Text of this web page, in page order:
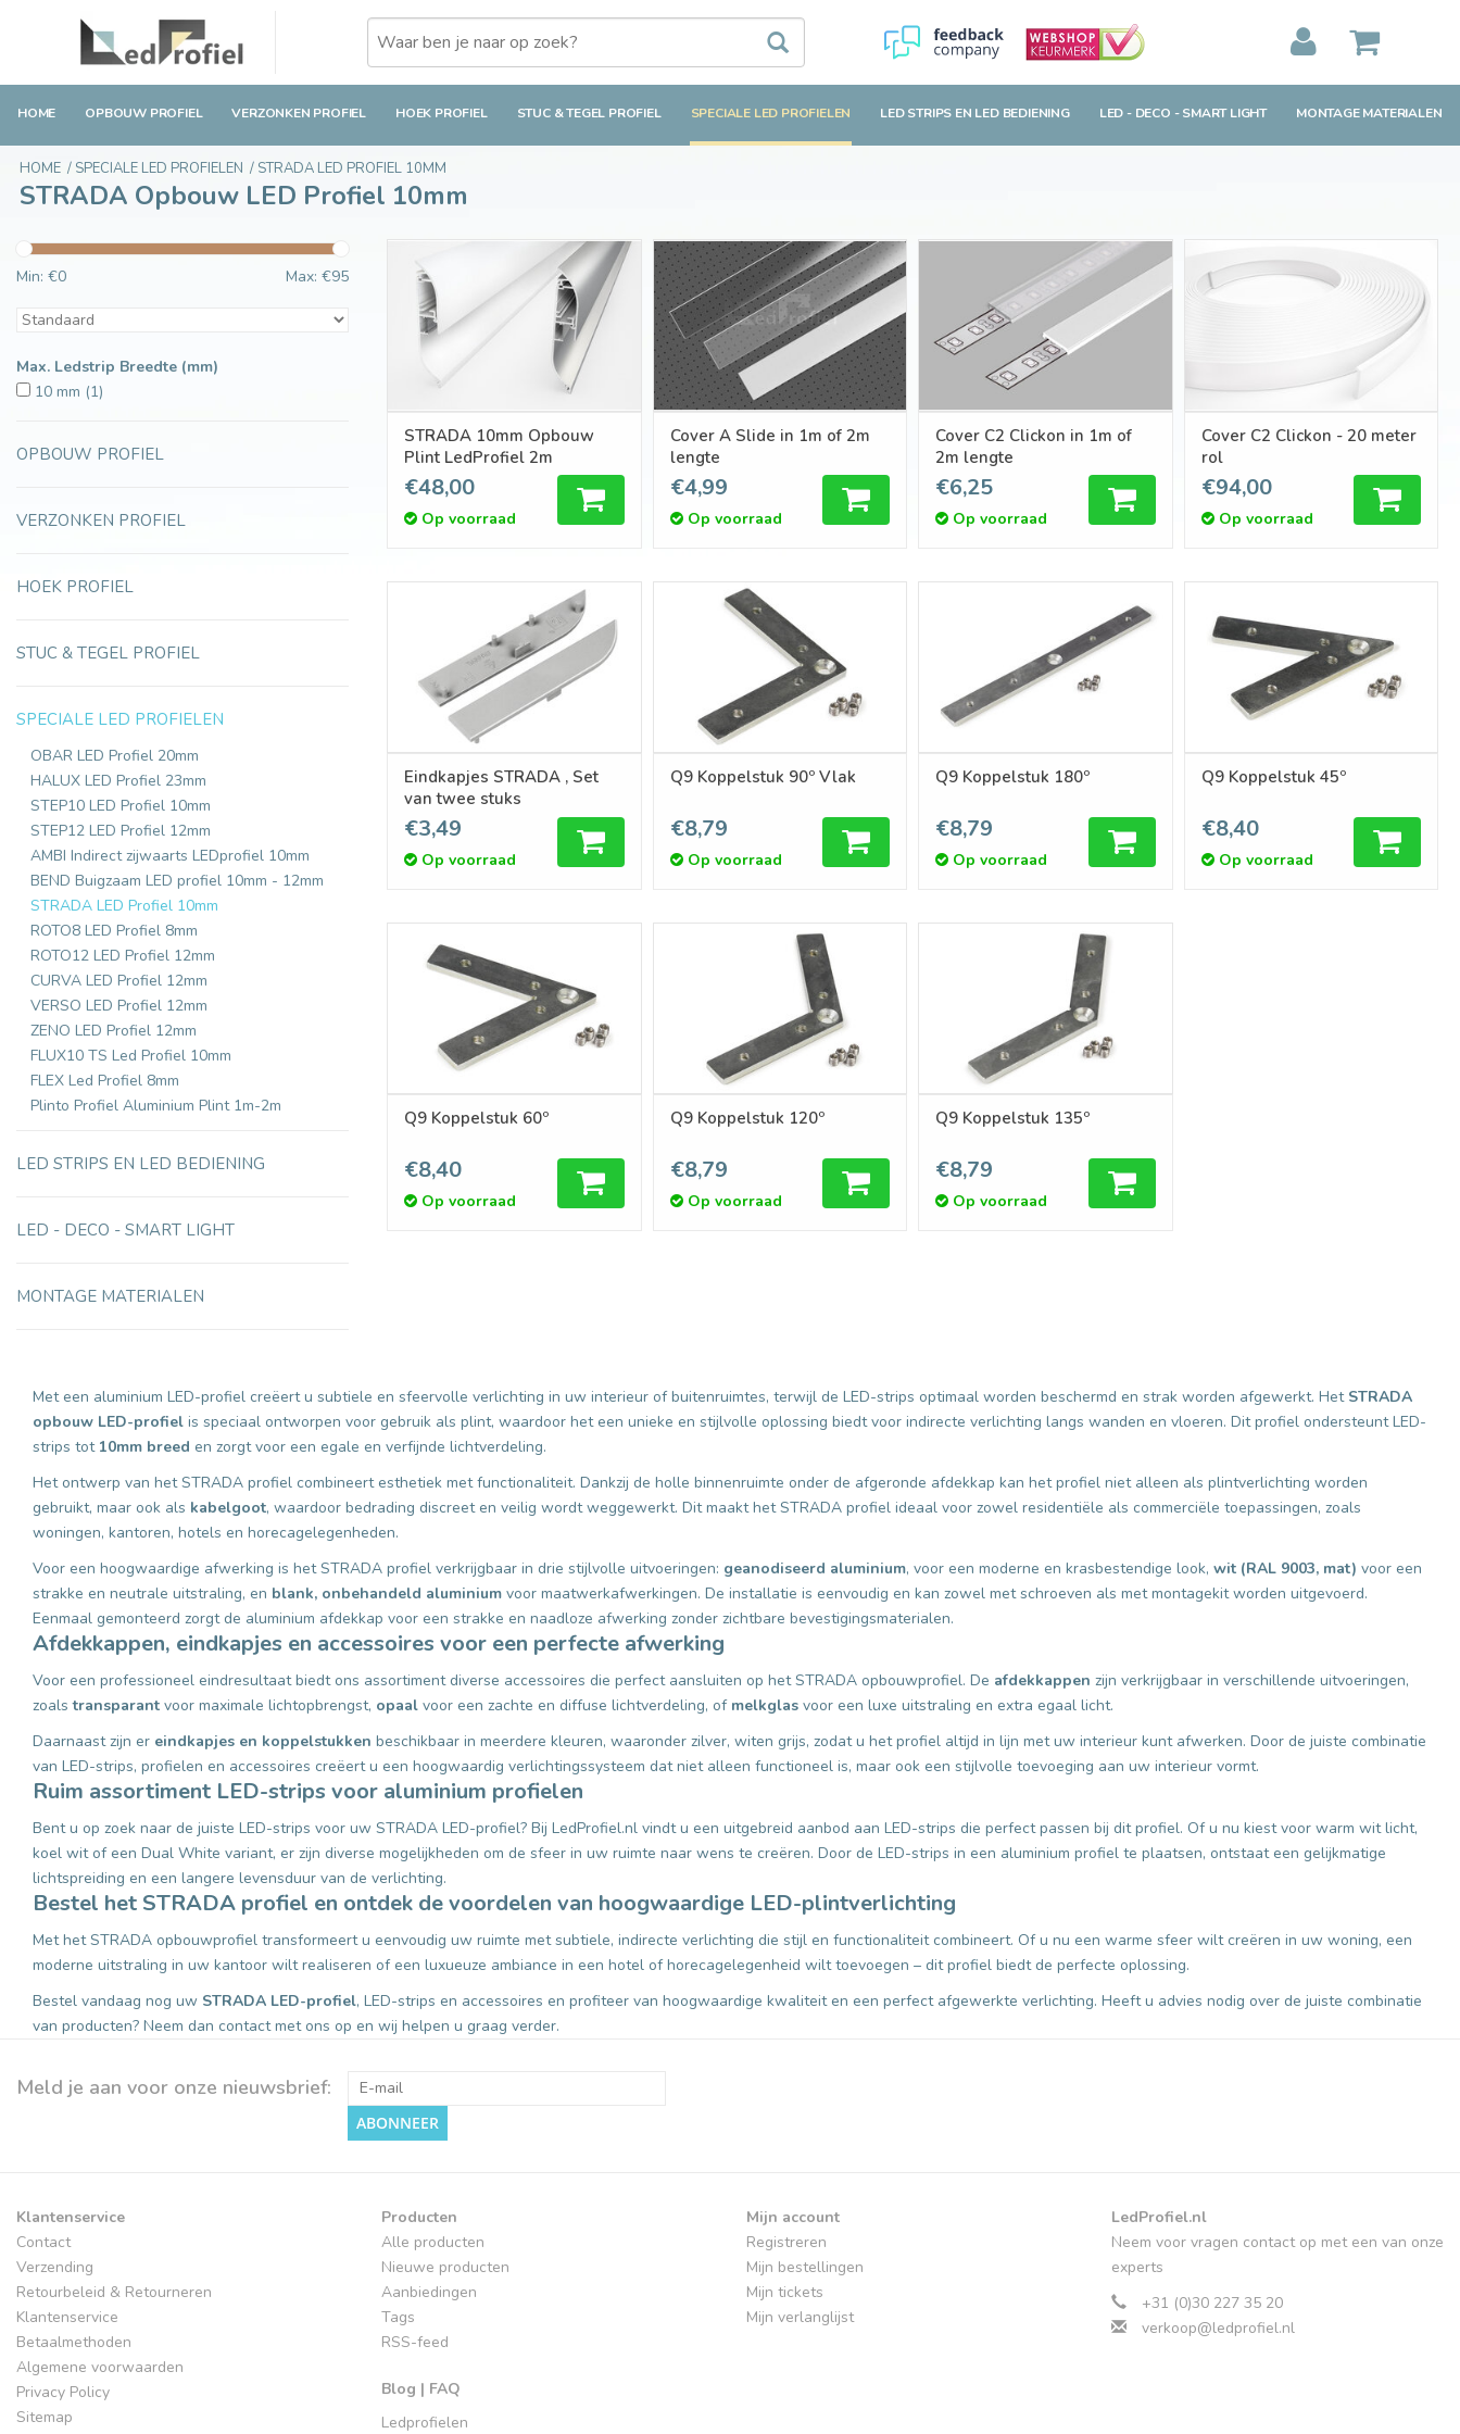
HOME OPBOUW PROFIEL VERZONKEN PROFIEL HOEK PROFIEL STUC & TEGEL PROFIEL SPECIALE LED PROFIELEN LED STRIPS EN LED BEDIENING LED - DECO - SMART LIGHT MONTAGE MATERIALEN
HOME / SPECIALE LED PROFIELEN / STRADA LED PROFIEL 10MM
STRADA Opbouw LED Profiel 10mm
Min: €0 Max: €95
Max. Ledstrip Breedte (mm)
10 mm (1)
OPBOUW PROFIEL
VERZONKEN PROFIEL
HOEK PROFIEL
STUC & TEGEL PROFIEL
SPECIALE LED PROFIELEN
OBAR LED Profiel 20mm
HALUX LED Profiel 23mm
STEP10 LED Profiel 10mm
STEP12 LED Profiel 12mm
AMBI Indirect zijwaarts LEDprofiel 10mm
BEND Buigzaam LED profiel 10mm - 12mm
STRADA LED Profiel 10mm
ROTO8 LED Profiel 8mm
ROTO12 LED Profiel 12mm
CURVA LED Profiel 12mm
VERSO LED Profiel 12mm
ZENO LED Profiel 12mm
FLUX10 TS Led Profiel 10mm
FLEX Led Profiel 8mm
Plinto Profiel Aluminium Plint 1m-2m
LED STRIPS EN LED BEDIENING
LED - DECO - SMART LIGHT
MONTAGE MATERIALEN
STRADA 10mm Opbouw
Plint LedProfiel 2m
€48,00
Op voorraad
Cover A Slide in 1m of 2m
lengte
€4,99
Op voorraad
Cover C2 Clickon in 1m of
2m lengte
€6,25
Op voorraad
Cover C2 Clickon - 20 meter
rol
€94,00
Op voorraad
Eindkapjes STRADA , Set
van twee stuks
€3,49
Op voorraad
Q9 Koppelstuk 90º Vlak
€8,79
Op voorraad
Q9 Koppelstuk 180º
€8,79
Op voorraad
Q9 Koppelstuk 45º
€8,40
Op voorraad
Q9 Koppelstuk 60º
€8,40
Op voorraad
Q9 Koppelstuk 120º
€8,79
Op voorraad
Q9 Koppelstuk 135º
€8,79
Op voorraad
Met een aluminium LED-profiel creëert u subtiele en sfeervolle verlichting in uw interieur of buitenruimtes, terwijl de LED-strips optimaal worden beschermd en strak worden afgewerkt. Het STRADA
opbouw LED-profiel is speciaal ontworpen voor gebruik als plint, waardoor het een unieke en stijlvolle oplossing biedt voor indirecte verlichting langs wanden en vloeren. Dit profiel ondersteunt LED-
strips tot 10mm breed en zorgt voor een egale en verfijnde lichtverdeling.
Het ontwerp van het STRADA profiel combineert esthetiek met functionaliteit. Dankzij de holle binnenruimte onder de afgeronde afdekkap kan het profiel niet alleen als plintverlichting worden
gebruikt, maar ook als kabelgoot, waardoor bedrading discreet en veilig wordt weggewerkt. Dit maakt het STRADA profiel ideaal voor zowel residentiële als commerciële toepassingen, zoals
woningen, kantoren, hotels en horecagelegenheden.
Voor een hoogwaardige afwerking is het STRADA profiel verkrijgbaar in drie stijlvolle uitvoeringen: geanodiseerd aluminium, voor een moderne en krasbestendige look, wit (RAL 9003, mat) voor een
strakke en neutrale uitstraling, en blank, onbehandeld aluminium voor maatwerkafwerkingen. De installatie is eenvoudig en kan zowel met schroeven als met montagekit worden uitgevoerd.
Eenmaal gemonteerd zorgt de aluminium afdekkap voor een strakke en naadloze afwerking zonder zichtbare bevestigingsmaterialen.
Afdekkappen, eindkapjes en accessoires voor een perfecte afwerking
Voor een professioneel eindresultaat biedt ons assortiment diverse accessoires die perfect aansluiten op het STRADA opbouwprofiel. De afdekkappen zijn verkrijgbaar in verschillende uitvoeringen,
zoalstransparant voor maximale lichtopbrengst, opaal voor een zachte en diffuse lichtverdeling, of melkglas voor een luxe uitstraling en extra egaal licht.
Daarnaast zijn er eindkapjes en koppelstukken beschikbaar in meerdere kleuren, waaronder zilver, witen grijs, zodat u het profiel altijd in lijn met uw interieur kunt afwerken. Door de juiste combinatie
van LED-strips, profielen en accessoires creëert u een hoogwaardig verlichtingssysteem dat niet alleen functioneel is, maar ook een stijlvolle toevoeging aan uw interieur vormt.
Ruim assortiment LED-strips voor aluminium profielen
Bent u op zoek naar de juiste LED-strips voor uw STRADA LED-profiel? Bij LedProfiel.nl vindt u een uitgebreid aanbod aan LED-strips die perfect passen bij dit profiel. Of u nu kiest voor warm wit licht,
koel wit of een Dual White variant, er zijn diverse mogelijkheden om de sfeer in uw ruimte naar wens te creëren. Door de LED-strips in een aluminium profiel te plaatsen, ontstaat een gelijkmatige
lichtspreiding en een langere levensduur van de verlichting.
Bestel het STRADA profiel en ontdek de voordelen van hoogwaardige LED-plintverlichting
Met het STRADA opbouwprofiel transformeert u eenvoudig uw ruimte met subtiele, indirecte verlichting die stijl en functionaliteit combineert. Of u nu een warme sfeer wilt creëren in uw woning, een
moderne uitstraling in uw kantoor wilt realiseren of een luxueuze ambiance in een hotel of horecagelegenheid wilt toevoegen – dit profiel biedt de perfecte oplossing.
Bestel vandaag nog uw STRADA LED-profiel, LED-strips en accessoires en profiteer van hoogwaardige kwaliteit en een perfect afgewerkte verlichting. Heeft u advies nodig over de juiste combinatie
van producten? Neem dan contact met ons op en wij helpen u graag verder.
Meld je aan voor onze nieuwsbrief:
ABONNEER
Klantenservice
Contact
Verzending
Retourbeleid & Retourneren
Klantenservice
Betaalmethoden
Algemene voorwaarden
Privacy Policy
Sitemap
Producten
Alle producten
Nieuwe producten
Aanbiedingen
Tags
RSS-feed
Blog | FAQ
Ledprofielen
Mijn account
Registreren
Mijn bestellingen
Mijn tickets
Mijn verlanglijst
LedProfiel.nl
Neem voor vragen contact op met een van onze
experts
+31 (0)30 227 35 20
verkoop@ledprofiel.nl